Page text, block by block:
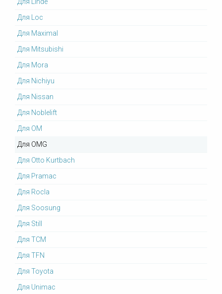
Для Loc
Для Maximal
Для Mitsubishi
Для Mora
Для Nichiyu
Для Nissan
Для Noblelift
Для OM
Для OMG
Для Otto Kurtbach
Для Pramac
Для Rocla
Для Soosung
Для Still
Для TCM
Для TFN
Для Toyota
Для Unimac